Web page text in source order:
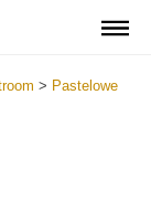
> Pastelowe